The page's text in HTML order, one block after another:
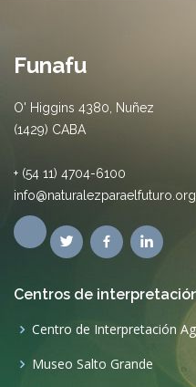
Funafu
O' Higgins 4380, Nuñez
(1429) CABA
+ (54 11) 4704-6100
Centros de
Centro de Interpretación
Museo Salto Grande